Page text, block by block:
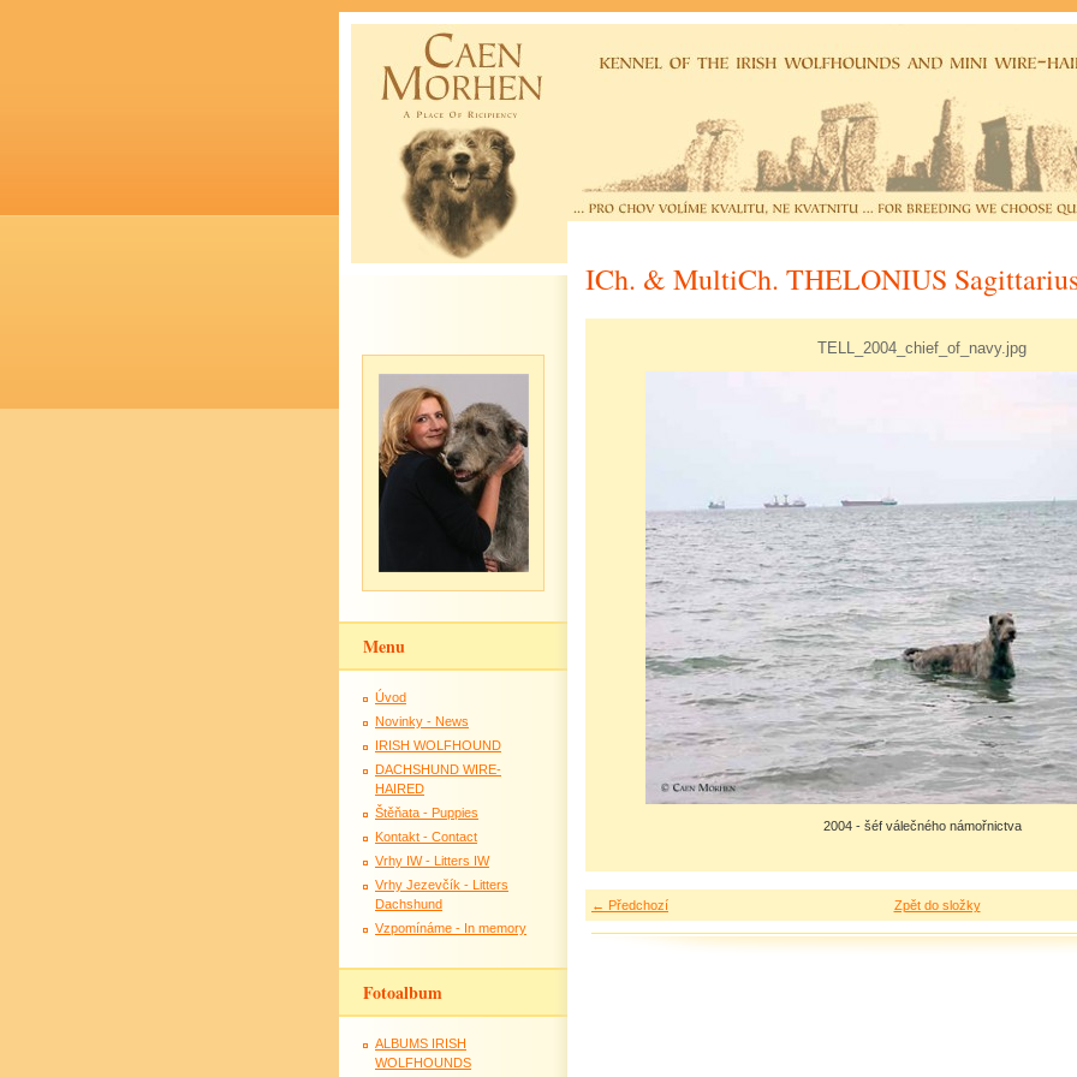
ICh. & MultiCh. THELONIUS
TELL_2004_chief_of_navy.jpg
2004 - šéf válečného námořnictva
← Předchozí Zpět do složky
Menu
Úvod
Novinky - News
IRISH WOLFHOUND
DACHSHUND WIRE-
HAIRED
Štěňata - Puppies
Kontakt - Contact
Vrhy IW - Litters IW
Vrhy Jezevčík - Litters
Dachshund
Vzpomínáme - In memory
Fotoalbum
ALBUMS IRISH
WOLFHOUNDS